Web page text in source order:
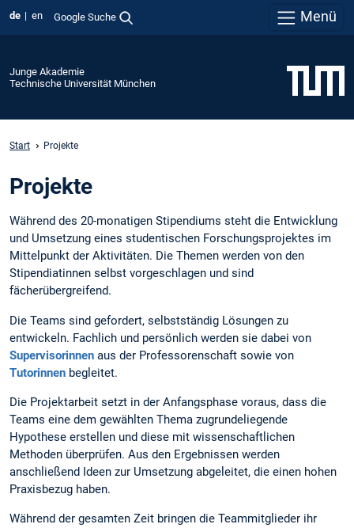
de en Google Suche Menü
Junge Akademie
Technische Universität München
Start Projekte
Projekte
Während des 20-monatigen Stipendiums steht die Entwicklung
und Umsetzung eines studentischen Forschungsprojektes im
Mittelpunkt der Aktivitäten. Die Themen werden von den
Stipendiatinnen selbst vorgeschlagen und sind
fächerübergreifend.
Die Teams sind gefordert, selbstständig Lösungen zu
entwickeln. Fachlich und persönlich werden sie dabei von
Supervisorinnen aus der Professorenschaft sowie von
Tutorinnen begleitet.
Die Projektarbeit setzt in der Anfangsphase voraus, dass die
Teams eine dem gewählten Thema zugrundeliegende
Hypothese erstellen und diese mit wissenschaftlichen
Methoden überprüfen. Aus den Ergebnissen werden
anschließend Ideen zur Umsetzung abgeleitet, die einen hohen
Praxisbezug haben.
Während der gesamten Zeit bringen die Teammitglieder ihr